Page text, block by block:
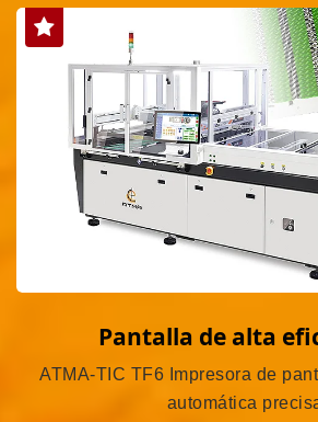
Pantalla de alta
ATMA-TIC TF6 Impresora de
automática